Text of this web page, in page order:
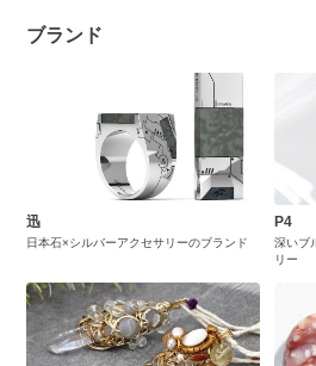
ブランド
迅
日本石×シルバーアクセサリーのブランド
P4
深いブ
リー